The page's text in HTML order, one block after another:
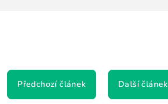
Předchozí článek Další článek